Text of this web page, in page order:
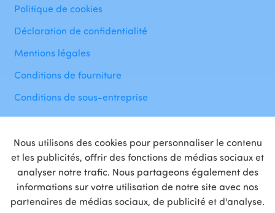
Nous utilisons des cookies pour personnaliser le contenu
et les publicités, offrir des fonctions de médias sociaux et
analyser notre trafic. Nous partageons également des
informations sur votre utilisation de notre site avec nos
partenaires de médias sociaux, de publicité et d'analyse.
Politique de cookies
Déclaration de confidentialité
Mentions légales
Conditions de fourniture
Conditions de sous-entreprise
Fièrepartenairede